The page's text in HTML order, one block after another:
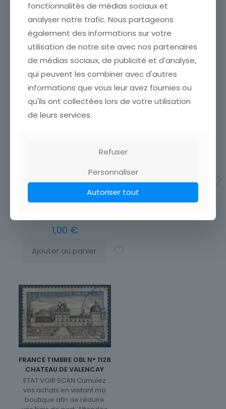
Sous-type
Poste d'usage courant
Pays
France
Unité
Année d'émission
1941 à 1960
JOAILLERIE ORFEVRERIE ET
ETAT VOIR SCAN Cumulez
boutique afin de réduire
vos frais de port. Attendez
1,00 €
Ajouter au panier
FRANCE TIMBRE NEUF N°
983 ** ANNIVERSAIRE DE LA
LIBERATION
ETAT VOIR SCAN Cumulez
Ajouter au panier
FRANCE TIMBRE OBL N° 1128
CHATEAU DE VALENCAY
ETAT VOIR SCAN Cumulez
vos achats en visitant ma
boutique afin de réduire
fonctionnalités de médias sociaux et
analyser notre trafic. Nous partageons
également des informations sur votre
utilisation de notre site avec nos partenaires
de médias sociaux, de publicité et d'analyse,
qui peuvent les combiner avec d'autres
informations que vous leur avez fournies ou
qu'ils ont collectées lors de votre utilisation
de leurs services.
Refuser
Personnaliser
Autoriser tout